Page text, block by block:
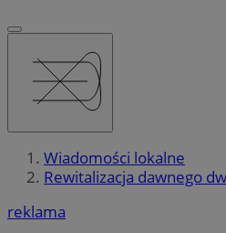
Wiadomości lokalne
Rewitalizacja dawnego
reklama